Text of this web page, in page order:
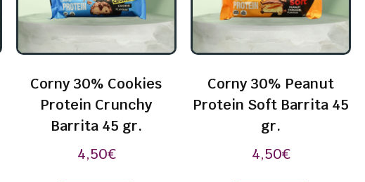
Corny 30% Cookies
Protein Crunchy
Barrita 45 gr.
4,50€
Corny 30% Peanut
Protein Soft Barrita 45
gr.
4,50€